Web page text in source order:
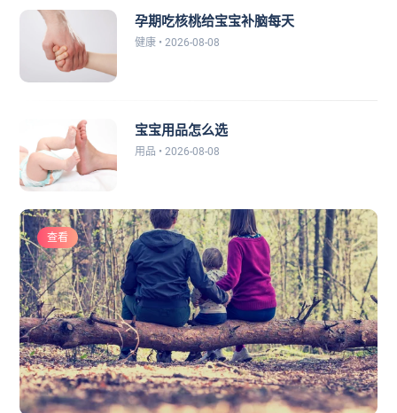
孕期吃核桃给宝宝补脑每天
健康 • 2026-08-08
宝宝用品怎么选
用品 • 2026-08-08
查看